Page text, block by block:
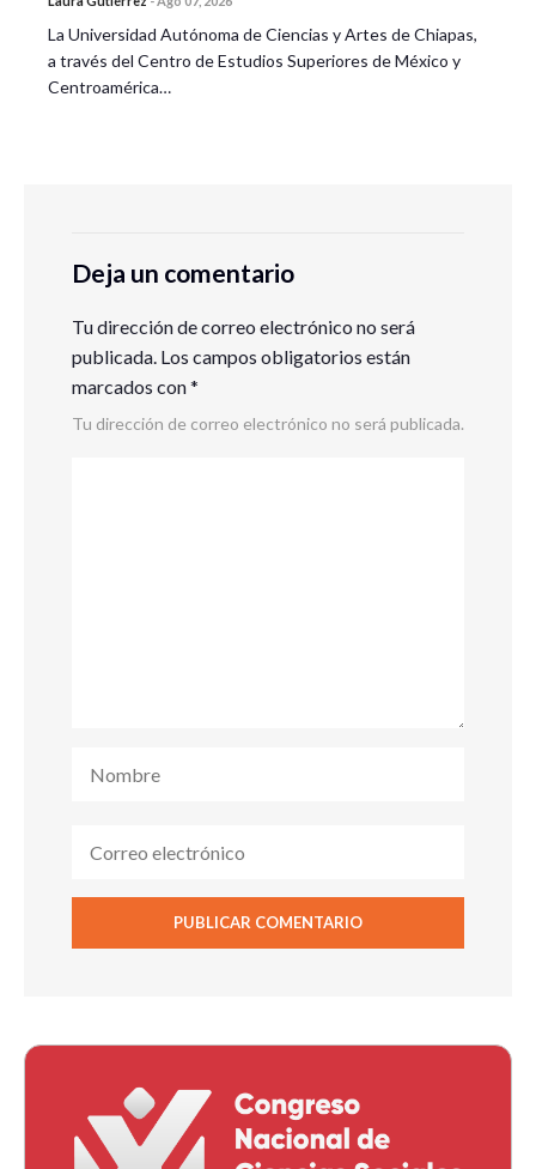
La Universidad Autónoma de Ciencias y Artes de Chiapas,
a través del Centro de Estudios Superiores de México y
Centroamérica…
Deja un comentario
Tu dirección de correo electrónico no será
publicada. Los campos obligatorios están
marcados con*
Tu dirección de correo electrónico no será publicada.